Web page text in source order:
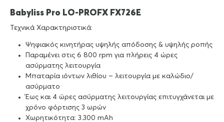
Babyliss Pro LO-PROFX FX726E
Τεχνικά Χαρακτηριστικά:
Ψηφιακός κινητήρας υψηλής απόδοσης & υψηλής ροπής
Παραμένει στις 6 800 rpm για πλήρεις 4 ώρες
ασύρματης λειτουργία
Μπαταρία ιόντων λιθίου – λειτουργία με καλώδιο/
ασύρματο
Έως και 4 ώρες ασύρματης λειτουργίας επιτυγχάνεται με
χρόνο φόρτισης 3 ωρών
Χωρητικότητα: 3.300 mAh